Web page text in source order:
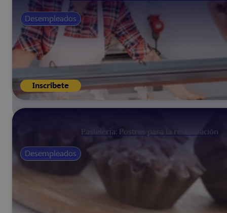
Desempleados
Inscríbete
Pastelería: Postres para la restauración
Desempleados